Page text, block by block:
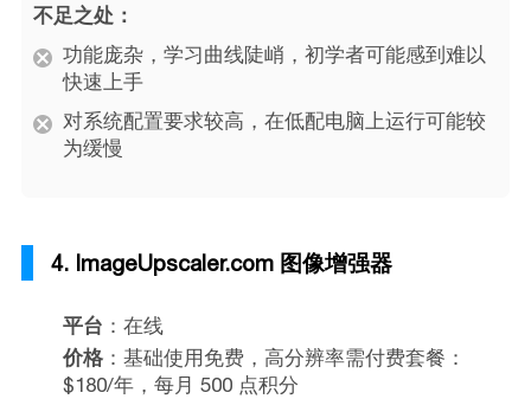
不足之处：
功能庞杂，学习曲线陡峭，初学者可能感到难以
快速上手
对系统配置要求较高，在低配电脑上运行可能较
为缓慢
4. ImageUpscaler.com 图像增强器
平台 ：在线
价格：基础使用免费，高分辨率需付费套餐：
$180/年，每月 500 点积分